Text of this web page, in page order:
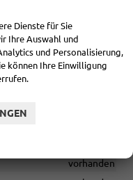
vorhanden
vorhanden
vorhanden
Abdeckung
vorhanden
Dienste für Sie
Ihre Auswahl und
und Personalisierung,
können Ihre Einwilligung